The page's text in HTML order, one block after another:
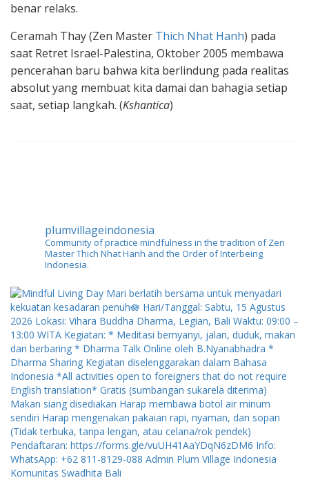
benar relaks.
Ceramah Thay (Zen Master Thich Nhat Hanh) pada
saat Retret Israel-Palestina, Oktober 2005 membawa
pencerahan baru bahwa kita berlindung pada realitas
absolut yang membuat kita damai dan bahagia setiap
saat, setiap langkah. (Kshantica)
plumvillageindonesia
Community of practice mindfulness in the tradition of Zen
Master Thich Nhat Hanh and the Order of Interbeing
Indonesia.